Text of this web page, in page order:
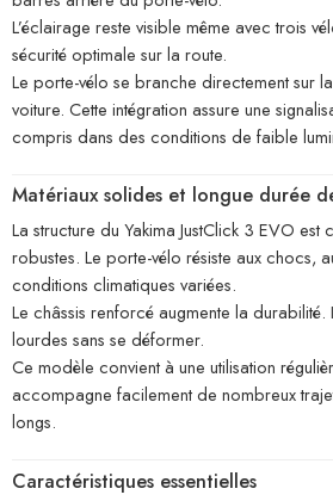
L’éclairage reste visible même avec trois
sécurité optimale sur la route.
Le porte-vélo se branche directement sur
voiture. Cette intégration assure une
compris dans des conditions de faible
Matériaux solides et longue durée
La structure du Yakima JustClick 3 EVO
robustes. Le porte-vélo résiste aux chocs,
conditions climatiques variées.
Le châssis renforcé augmente la
lourdes sans se déformer.
Ce modèle convient à une utilisation
accompagne facilement de nombreux
longs.
Caractéristiques essentielles